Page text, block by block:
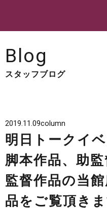
Blog
スタッフブログ
2019.11.09column
明日トークイ
脚本作品、助
監督作品の当
品をご覧頂き